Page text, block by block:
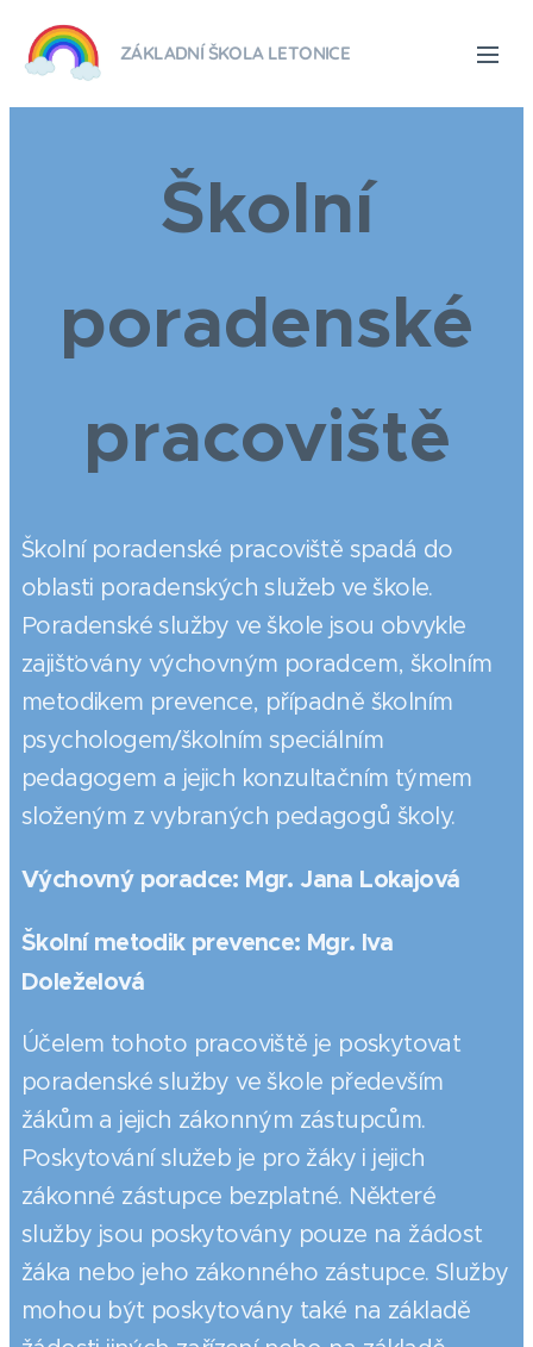
ZÁKLADNÍ ŠKOLA LETONICE
Školní
poradenské
pracoviště
Školní poradenské pracoviště spadá do
oblasti poradenských služeb ve škole.
Poradenské služby ve škole jsou obvykle
zajišťovány výchovným poradcem, školním
metodikem prevence, případně školním
psychologem/školním speciálním
pedagogem a jejich konzultačním týmem
složeným z vybraných pedagogů školy.
Výchovný poradce: Mgr. Jana Lokajová
Školní metodik prevence: Mgr. Iva
Doleželová
Účelem tohoto pracoviště je poskytovat
poradenské služby ve škole především
žákům a jejich zákonným zástupcům.
Poskytování služeb je pro žáky i jejich
zákonné zástupce bezplatné. Některé
služby jsou poskytovány pouze na žádost
žáka nebo jeho zákonného zástupce. Služby
mohou být poskytovány také na základě